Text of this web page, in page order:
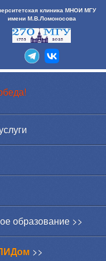
клиника МНОИ МГУ
имени М.В.Ломоносова
образование >>
>>